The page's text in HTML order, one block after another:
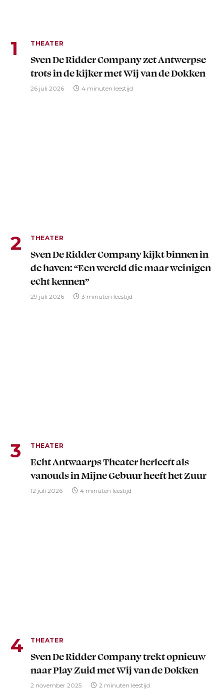
THEATER
Sven De Ridder Company zet Antwerpse
trots in de kijker met Wij van de Dokken
26 juli 2026 4 minuten leestijd
THEATER
Sven De Ridder Company kijkt binnen in
de haven: “Een wereld die maar weinigen
echt kennen”
29 juli 2026 3 minuten leestijd
THEATER
Echt Antwaarps Theater herleeft als
vanouds in Mijne Gebuur heeft het Zuur
12 juli 2026 4 minuten leestijd
THEATER
Sven De Ridder Company trekt opnieuw
naar Play Zuid met Wij van de Dokken
2 november 2025 2 minuten leestijd